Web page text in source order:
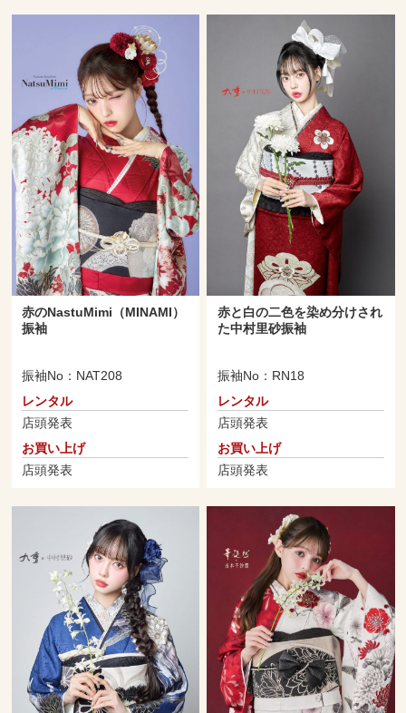
赤のNastuMimi（MINAMI）
振袖
振袖No：NAT208
レンタル
店頭発表
お買い上げ
店頭発表
赤と白の二色を染め分けされ
た中村里砂振袖
振袖No：RN18
レンタル
店頭発表
お買い上げ
店頭発表